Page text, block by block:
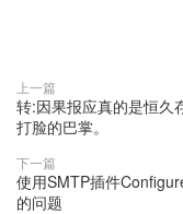
上一篇
转:因果报应真的是恒久
打脸的巴掌。
下一篇
使用SMTP插件
的问题